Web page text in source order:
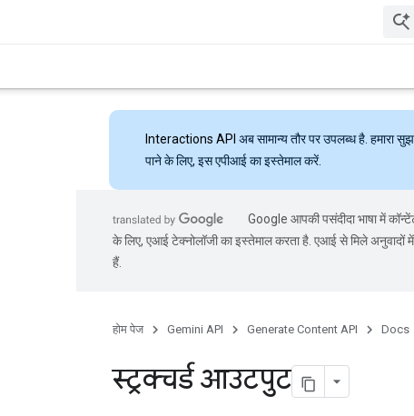
Interactions API अब सामान्य तौर पर उपलब्ध है. हमारा
पाने के लिए, इस एपीआई का इस्तेमाल करें.
Google आपकी पसंदीदा भाषा में
के लिए, एआई टेक्नोलॉजी का इस्तेमाल करता है. एआई से मिले अनुवादों
हैं.
होम पेज Gemini API Generate Content API Docs
स्ट्रक्चर्ड आउटपुट